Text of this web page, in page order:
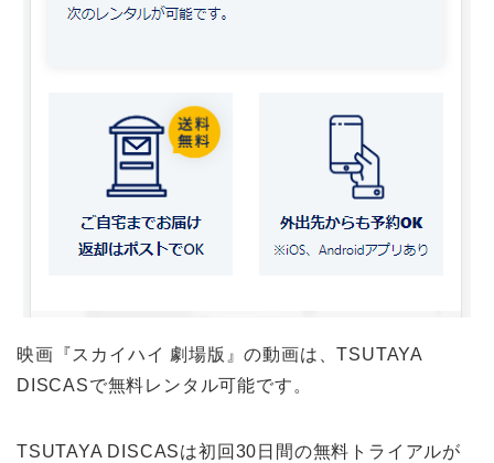
映画『スカイハイ 劇場版』の動画は、TSUTAYA
DISCASで無料レンタル可能です。
TSUTAYA DISCASは初回30日間の無料トライアルが